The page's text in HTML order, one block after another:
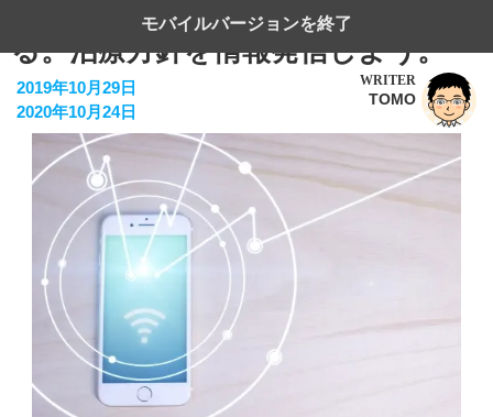
●AI時代、歯医者の働き方が変わ
る。治療方針を情報発信しよう。
2019年10月29日
2020年10月24日
WRITER
TOMO
モバイルバージョンを終了